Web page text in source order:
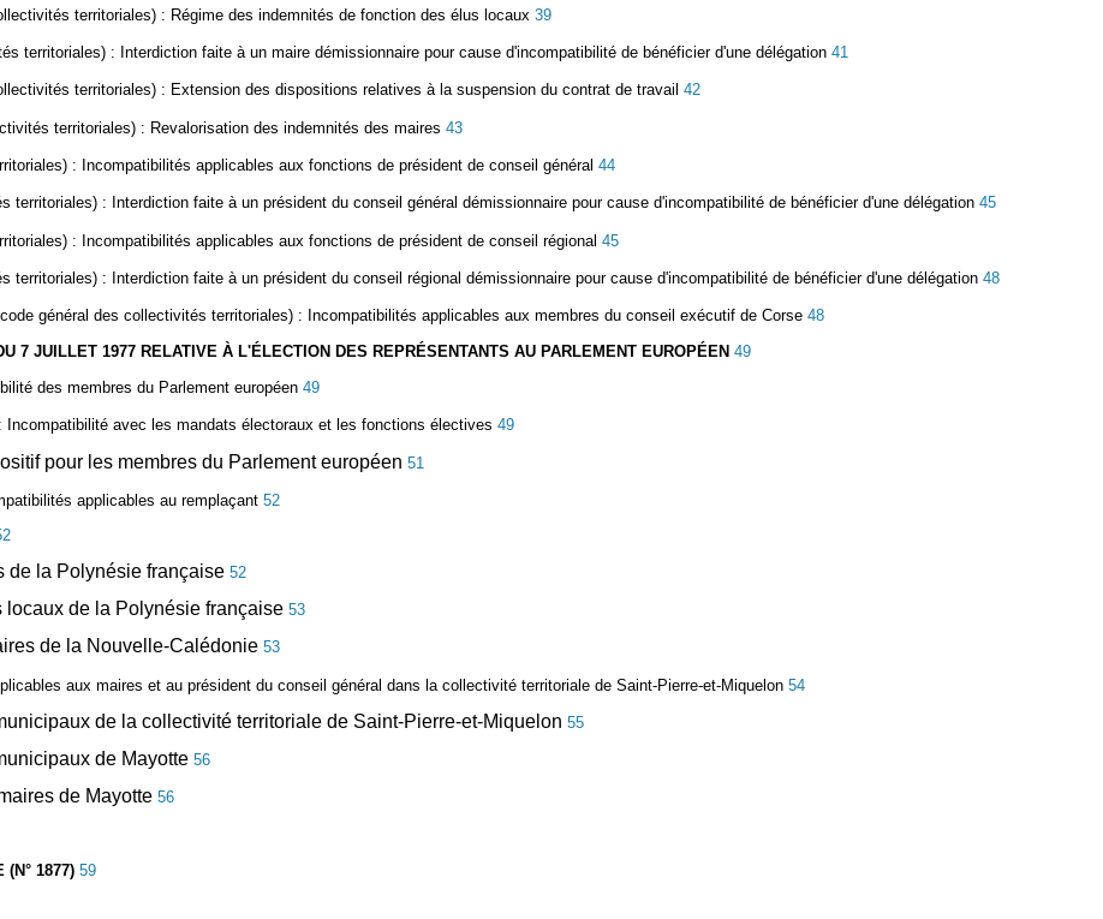
territoriales): Régime des indemnités de fonction des élus locaux 39
territoriales): Interdiction faite à un maire démissionnaire pour cause d'incompatibilité de bénéficier d'une délégation 41
territoriales): Extension des dispositions relatives à la suspension du contrat de travail 42
territoriales): Revalorisation des indemnités des maires 43
: Incompatibilités applicables aux fonctions de président de conseil général 44
territoriales): Interdiction faite à un président du conseil général démissionnaire pour cause d'incompatibilité de bénéficier d'une délégation 45
: Incompatibilités applicables aux fonctions de président de conseil régional 45
territoriales) : Interdiction faite à un président du conseil régional démissionnaire pour cause d'incompatibilité de bénéficier d'une délégation 48
général des collectivités territoriales): Incompatibilités applicables aux membres du conseil exécutif de Corse 48
7 JUILLET 1977 RELATIVE À L'ÉLECTION DES REPRÉSENTANTS AU PARLEMENT EUROPÉEN 49
des membres du Parlement européen 49
avec les mandats électoraux et les fonctions électives 49
pour les membres du Parlement européen 51
applicables au remplaçant 52
de la Polynésie française 52
de la Polynésie française 53
de la Nouvelle-Calédonie 53
aux maires et au président du conseil général dans la collectivité territoriale de Saint-Pierre-et-Miquelon 54
de la collectivité territoriale de Saint-Pierre-et-Miquelon 55
de Mayotte 56
de Mayotte 56
(N° 1877) 59